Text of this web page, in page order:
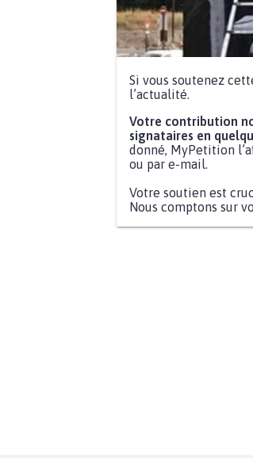
Si vous soutenez
l’actualité.
Votre contribution
signataires en
donné, MyPetition
ou par e-mail.
Votre soutien est
Nous comptons sur